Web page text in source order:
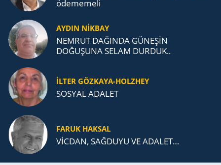
öde­me­me­li
AYDIN NİKBAY
NEMRUT DAĞINDA GÜNEŞİN
DOĞUŞUNA SELAM DURDUK..
İLTER GÖZKAYA-HOLZHEY
SOSYAL ADALET
FARUK HAKSAL
VİCDAN, SAĞ­DU­YU VE ADA­LET…